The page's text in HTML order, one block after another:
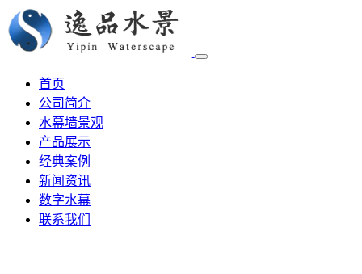
首页
公司简介
水幕墙景观
产品展示
经典案例
新闻资讯
数字水幕
联系我们